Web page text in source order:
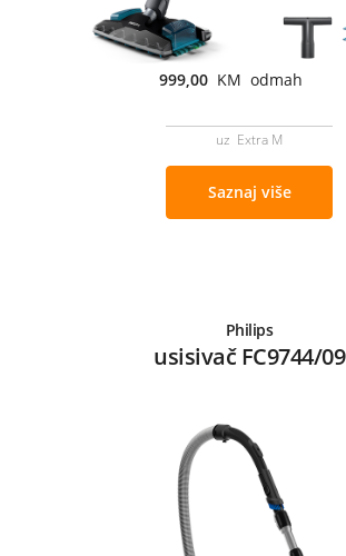
999,00 KM odmah
uz Extra M
Saznaj više
Philips
usisivač FC9744/09